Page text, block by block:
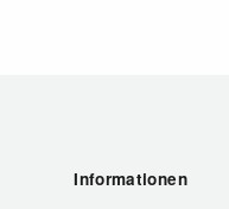
Informationen